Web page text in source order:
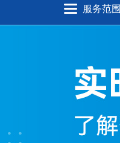
服务范围